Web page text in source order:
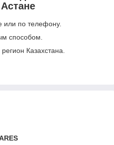
или по телефону.
способом.
Казахстана.